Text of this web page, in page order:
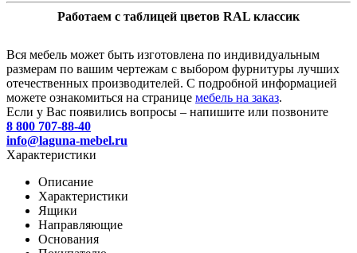
Работаем с таблицей цветов RAL классик
Вся мебель может быть изготовлена по индивидуальным
размерам по вашим чертежам с выбором фурнитуры лучших
отечественных производителей. С подробной информацией
можете ознакомиться на странице мебель на заказ.
Если у Вас появились вопросы – напишите или позвоните
8 800 707-88-40
info@laguna-mebel.ru
Характеристики
Описание
Характеристики
Ящики
Направляющие
Основания